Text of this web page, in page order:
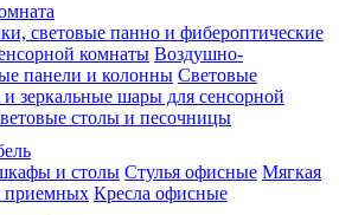
световые панно и фибероптические
комнаты Воздушно-
панели и колонны Световые
зеркальные шары для сенсорной
столы и песочницы
и столы Стулья офисные Мягкая
приемных Кресла офисные